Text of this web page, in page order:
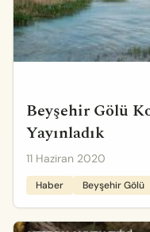
Beyşehir Gölü
Yayınladık
11 Haziran 2020
Haber Beyşehir Gölü